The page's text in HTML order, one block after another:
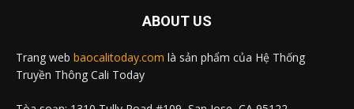
ABOUT US
Trang web baocalitoday.com là sản phẩm của Hệ Thống
Truyền Thông Cali Today